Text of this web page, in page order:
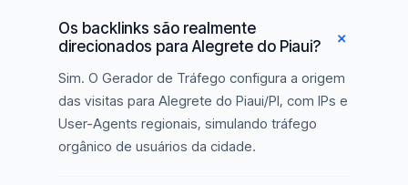
Os backlinks são realmente
direcionados para Alegrete do Piaui?
Sim. O Gerador de Tráfego configura a origem
das visitas para Alegrete do Piaui/PI, com IPs e
User-Agents regionais, simulando tráfego
orgânico de usuários da cidade.